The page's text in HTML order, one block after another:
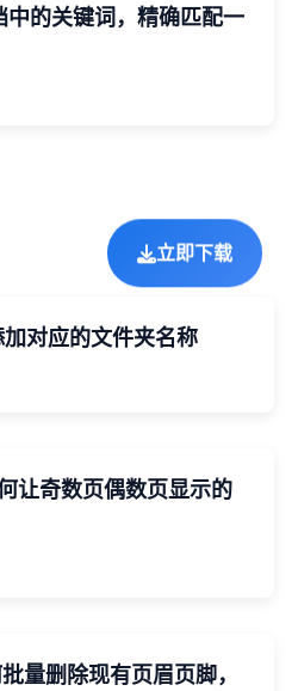
的关键词，精确匹配一
对应的文件夹名称
让奇数页偶数页显示的
量删除现有页眉页脚，
立即下载